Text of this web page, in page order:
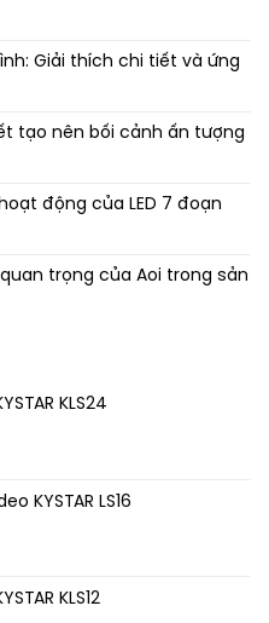
Giải thích chi tiết và ứng
tạo nên bối cảnh ấn tượng
động của LED 7 đoạn
trọng của Aoi trong sản
KLS24
KYSTAR LS16
KLS12